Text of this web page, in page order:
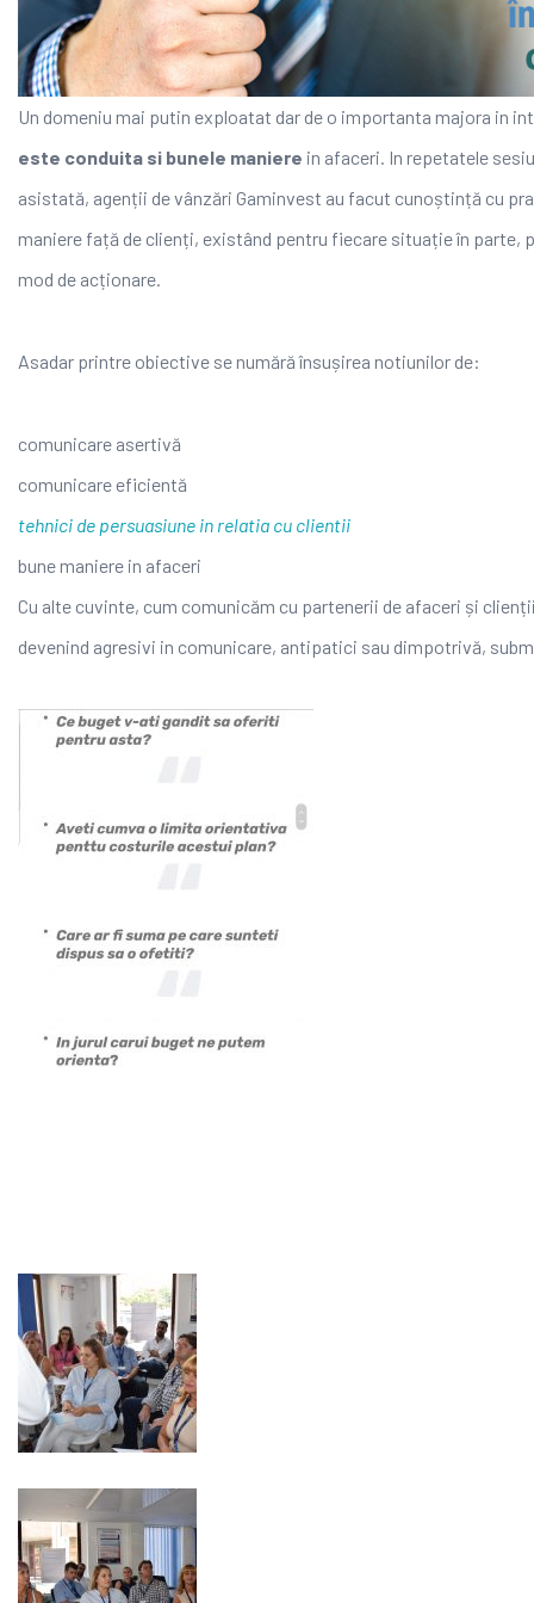
Un domeniu mai putin exploatat dar de o importanta majora in
este conduita si bunele maniere in afaceri. In repetatele
asistată, agenții de vânzări Gaminvest au facut cunoștință cu
maniere față de clienți, existând pentru fiecare situație în parte,
mod de acționare.
Asadar printre obiective se numără însușirea notiunilor de:
comunicare asertivă
comunicare eficientă
tehnici de persuasiune in relatia cu clientii
bune maniere in afaceri
Cu alte cuvinte, cum comunicăm cu partenerii de afaceri și
devenind agresivi in comunicare, antipatici sau dimpotrivă,